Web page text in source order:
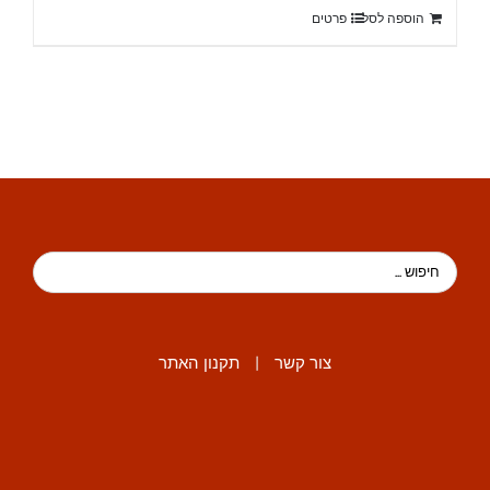
₪15,500.
₪13,900.
הוספה לסל פרטים
צור קשר | תקנון האתר